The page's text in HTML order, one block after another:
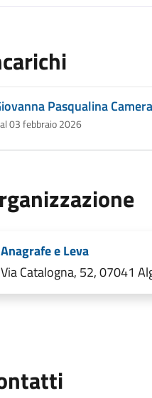
Pasqualina
03 febbraio 2026
Anagrafe e Leva
Via Catalogna, 52, 07041